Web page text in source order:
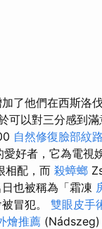
了他們在西斯洛
可以對三分感到
自然修復臉部紋
好者，它為電視
相配，而 殺蟑螂
也被稱為「霜凍
冒犯。 雙眼皮手
燴推薦 (Nádszeg)